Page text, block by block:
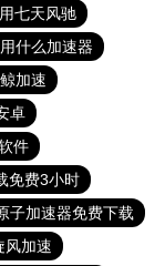
七天风驰
什么加速器
加速
卓
件
免费3小时
子加速器免费下载
风加速